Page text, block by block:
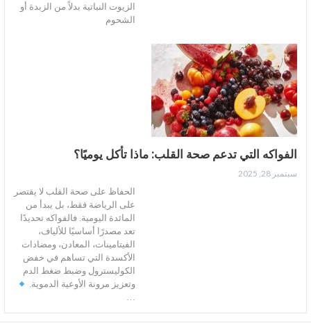
الزيوت النباتية بدلاً من الزبدة أو
الشحوم
الفواكه التي تدعم صحة القلب: ماذا تأكل يوميًا؟
سبتمبر 28, 2025
الحفاظ على صحة القلب لا يقتصر
على الرياضة فقط، بل يبدأ من
المائدة اليومية. فالفواكه تحديدًا
تعد مصدرًا أساسيًا للألياف،
الفيتامينات، المعادن، ومضادات
الأكسدة التي تساهم في خفض
الكوليسترول وضبط ضغط الدم
وتعزيز مرونة الأوعية الدموية.
…